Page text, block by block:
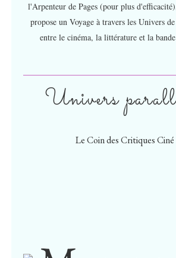
Univers
Le Coin des Critiques Ciné
l'Arpenteur de Pages (pour plus
propose un Voyage à travers les Univers
entre le cinéma, la littérature et la bande